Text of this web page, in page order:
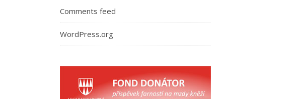
Comments feed
WordPress.org